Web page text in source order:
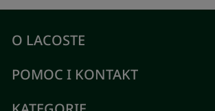
O LACOSTE
POMOC I KONTAKT